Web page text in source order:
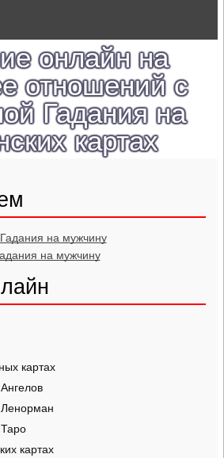
онлайн на
отношений с
Гадания на
картах
на мужчину
картах
Ленорман
картах